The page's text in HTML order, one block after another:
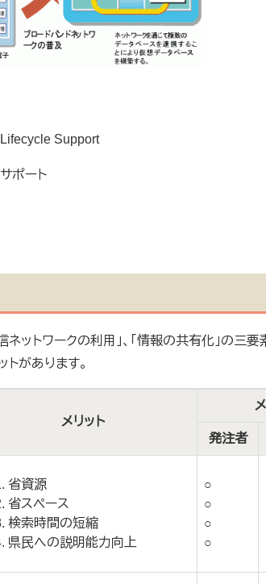
Lifecycle Support
ポート
ットワークの利用」、「情報の共有化」の三
があります。
メリット
発注者
省資源
省スペース
検索時間の短縮
県民への説明能力向上
○
○
○
○